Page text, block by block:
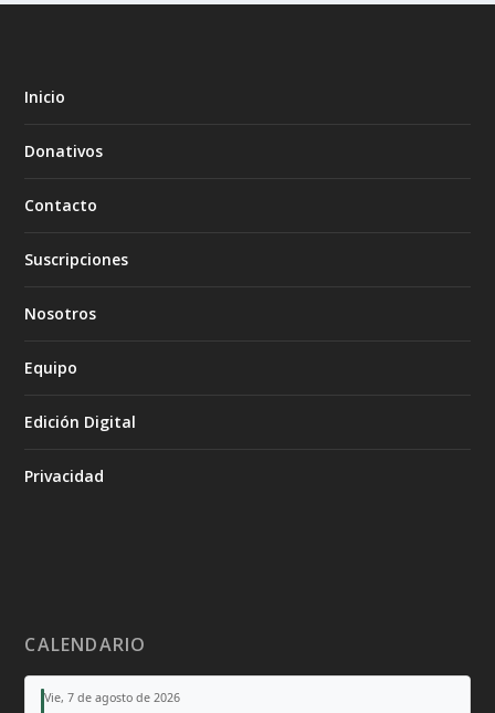
Inicio
Donativos
Contacto
Suscripciones
Nosotros
Equipo
Edición Digital
Privacidad
CALENDARIO
Vie, 7 de agosto de 2026